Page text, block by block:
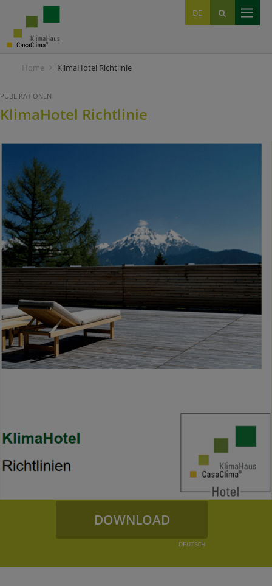
DE
IT
EN
Home KlimaHotel Richtlinie
PUBLIKATIONEN
KlimaHotel Richtlinie
Die KlimaHotel Richtlinien dienen dazu, die
Berechnungs-, Ausführungs- und
einen Leitfaden für die Planung und
Beherbergungsbetrieben zur Verfügung zu stellen.
DOWNLOAD
DEUTSCH